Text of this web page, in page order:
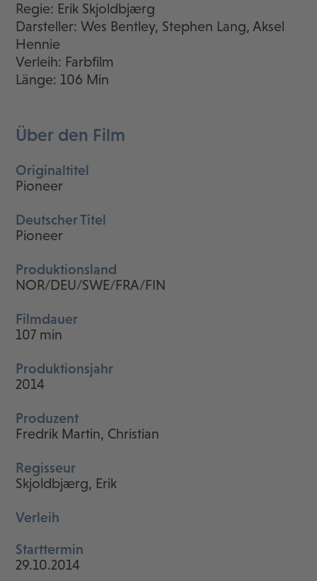
Regie: Erik Skjoldbjærg
Darsteller: Wes Bentley, Stephen Lang, Aksel
Hennie
Verleih: Farbfilm
Länge: 106 Min
Über den Film
Originaltitel
Pioneer
Deutscher Titel
Pioneer
Produktionsland
NOR/DEU/SWE/FRA/FIN
Filmdauer
107 min
Produktionsjahr
2014
Produzent
Fredrik Martin, Christian
Regisseur
Skjoldbjærg, Erik
Verleih
Starttermin
29.10.2014